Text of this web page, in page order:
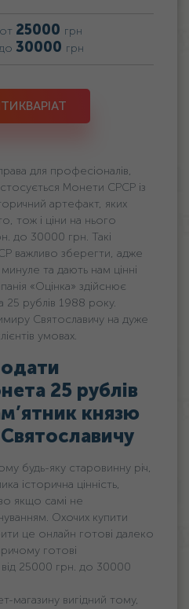
от 25000 грн
30000 грн
для професіоналів,
Монети СРСР із
артефакт, яких
тож і ціни на нього
дo 30000 грн. Такі
важливо зберегти, адже
та дають нам цінні
«Оцінка» здійснює
25 рублів 1988 року.
Святославичу на дуже
умовах.
25 рублів
князю
будь-яку старовинну річ,
історична цінність,
якщо самі не
Охочих купити
це онлайн готові далеко
готові
від 25000 грн. дo 30000
магазину вигідний тому,